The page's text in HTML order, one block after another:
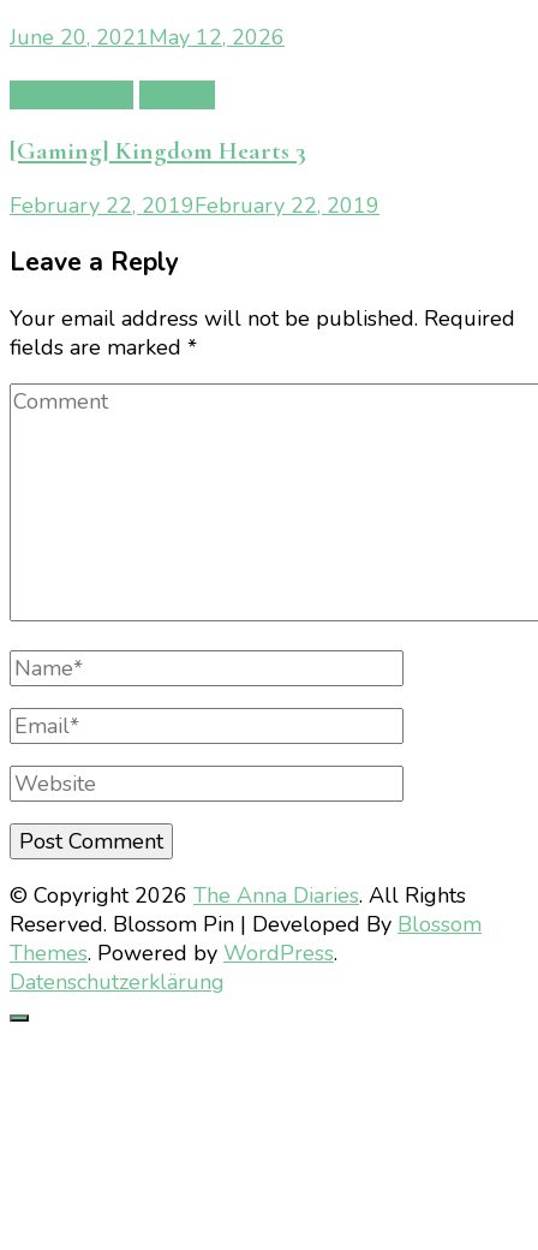
June 20, 2021May 12, 2026
[Gaming] Kingdom Hearts 3
February 22, 2019February 22, 2019
Leave a Reply
Your email address will not be published. Required
fields are marked *
Comment
Full
Name
Email
Website
© Copyright 2026 The Anna Diaries. All Rights
Reserved. Blossom Pin | Developed By Blossom
Themes. Powered by WordPress.
Datenschutzerklärung